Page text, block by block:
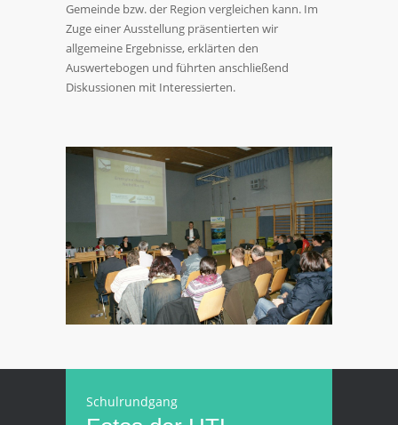
Gemeinde bzw. der Region vergleichen kann. Im
Zuge einer Ausstellung präsentierten wir
allgemeine Ergebnisse, erklärten den
Auswertebogen und führten anschließend
Diskussionen mit Interessierten.
Schulrundgang